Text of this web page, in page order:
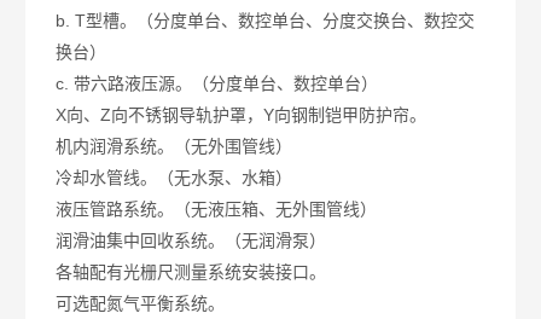
b. T型槽。（分度单台、数控单台、分度交换台、数控交
换台）
c. 带六路液压源。（分度单台、数控单台）
X向、Z向不锈钢导轨护罩，Y向钢制铠甲防护帘。
机内润滑系统。（无外围管线）
冷却水管线。（无水泵、水箱）
液压管路系统。（无液压箱、无外围管线）
润滑油集中回收系统。（无润滑泵）
各轴配有光栅尺测量系统安装接口。
可选配氮气平衡系统。